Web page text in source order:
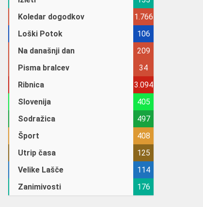
Koledar dogodkov
1.766
Loški Potok
106
Na današnji dan
209
Pisma bralcev
34
Ribnica
3.094
Slovenija
405
Sodražica
497
Šport
408
Utrip časa
125
Velike Lašče
114
Zanimivosti
176